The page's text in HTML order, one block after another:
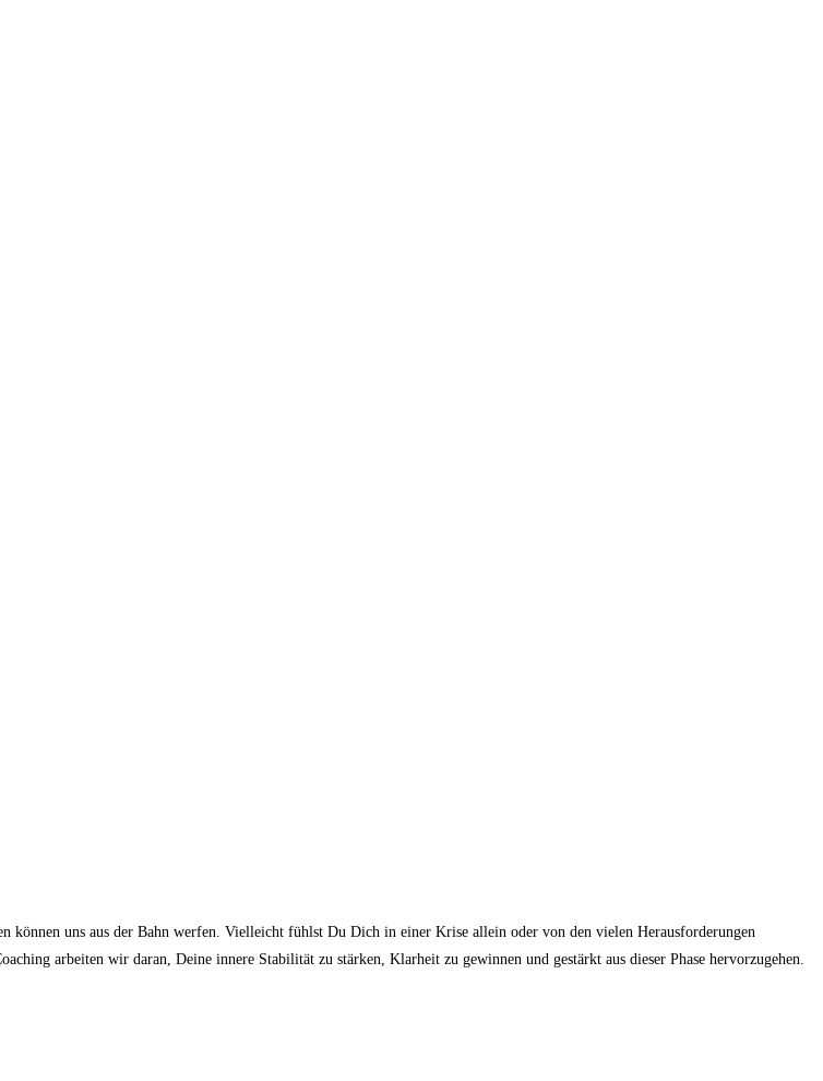
können uns aus der Bahn werfen. Vielleicht fühlst Du Dich in einer Krise allein oder von den vielen Herausforderungen
arbeiten wir daran, Deine innere Stabilität zu stärken, Klarheit zu gewinnen und gestärkt aus dieser Phase hervorzugehen.